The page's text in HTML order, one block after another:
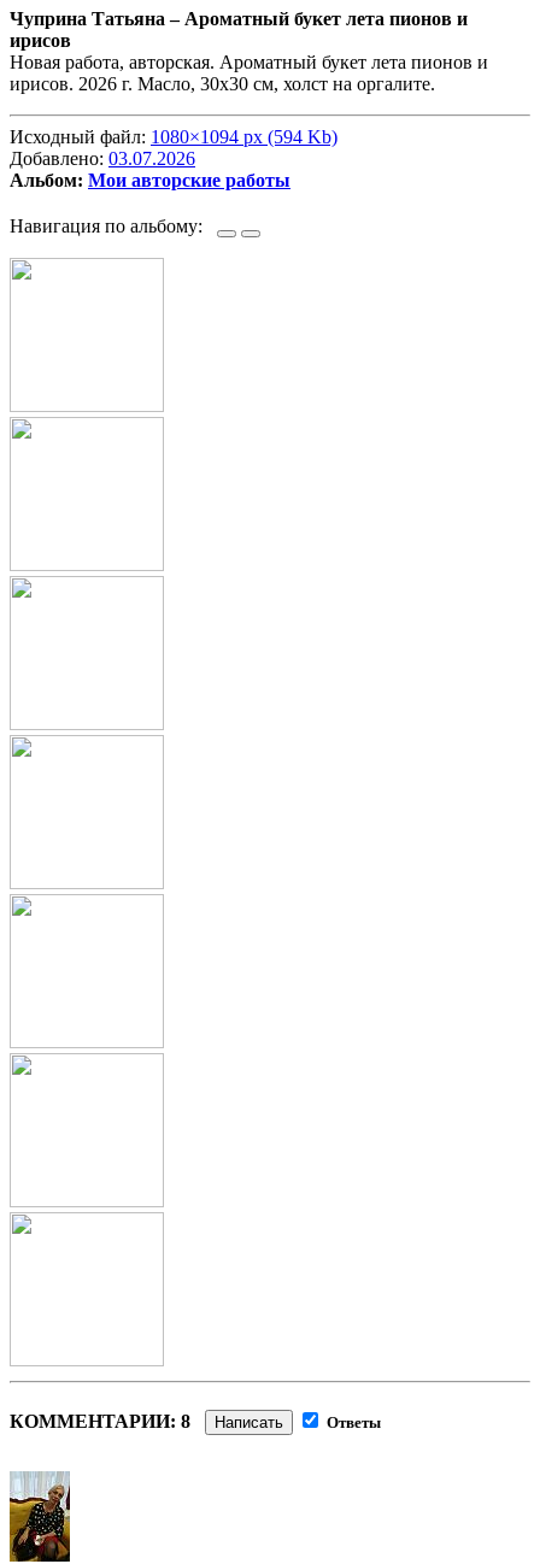
Чуприна Татьяна – Ароматный букет лета пионов и
ирисов
Новая работа, авторская. Ароматный букет лета пионов и
ирисов. 2026 г. Масло, 30х30 см, холст на оргалите.
Исходный файл: 1080×1094 px (594 Kb)
Добавлено: 03.07.2026
Альбом: Мои авторские работы
Навигация по альбому:
КОММЕНТАРИИ: 8 Написать Ответы